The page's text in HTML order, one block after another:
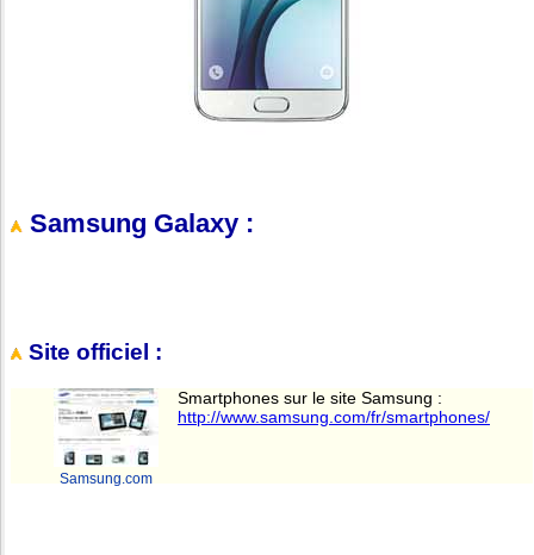
Samsung Galaxy :
Site officiel :
Samsung.com
Smartphones sur le site Samsung :
http://www.samsung.com/fr/smartphones/